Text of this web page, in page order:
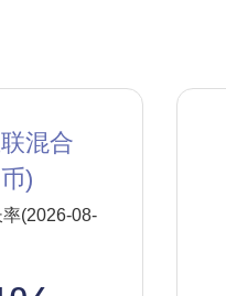
混合
)
(2026-08-